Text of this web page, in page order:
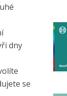
dny
se